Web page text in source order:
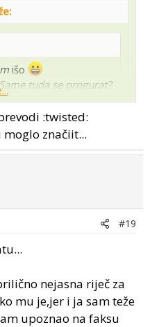
išo
Same tuda se progurat?
:mrgreen: :mrgreen:
same ne bi išao..
:twisted:
značiit...
#19
nejasna riječ za
mu je,jer i ja sam teže
upoznao na faksu